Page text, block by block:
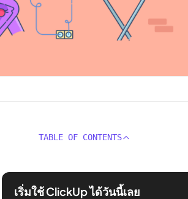
TABLE OF CONTENTS
เริ่มใช้ ClickUp ได้วันนี้เลย